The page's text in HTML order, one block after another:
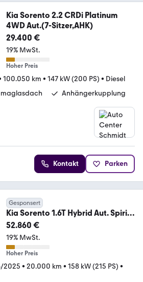
Kia Sorento 2.2 CRDi Platinum
4WD Aut.(7-Sitzer,AHK)
29.400 €
19% MwSt.
Hoher Preis
100.050 km • 147 kW (200 PS) • Diesel
Anhängerkupplung
Kontakt Parken
Gesponsert
Kia Sorento 1.6T Hybrid Aut. Spirit
|-18% |7SI|DRI|G
52.860 €
19% MwSt.
Hoher Preis
2025 • 20.000 km • 158 kW (215 PS) •